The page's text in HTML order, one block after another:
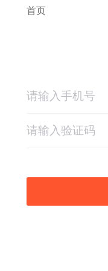
首页